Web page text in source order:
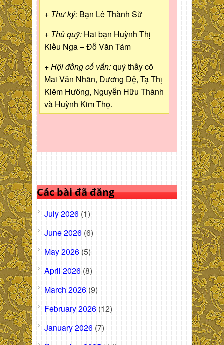
+ Thư ký: Bạn Lê Thành Sử
+ Thủ quỹ: Hai bạn Huỳnh Thị
Kiều Nga – Đỗ Văn Tám
+ Hội đồng cố vấn:quý thầy cô
Mai Văn Nhãn, Dương Đệ, Tạ Thị
Kiêm Hường, Nguyễn Hữu Thành
và Huỳnh Kim Thọ.
Các bài đã đăng
July 2026 (1)
June 2026 (6)
May 2026 (5)
April 2026 (8)
March 2026 (9)
February 2026 (12)
January 2026 (7)